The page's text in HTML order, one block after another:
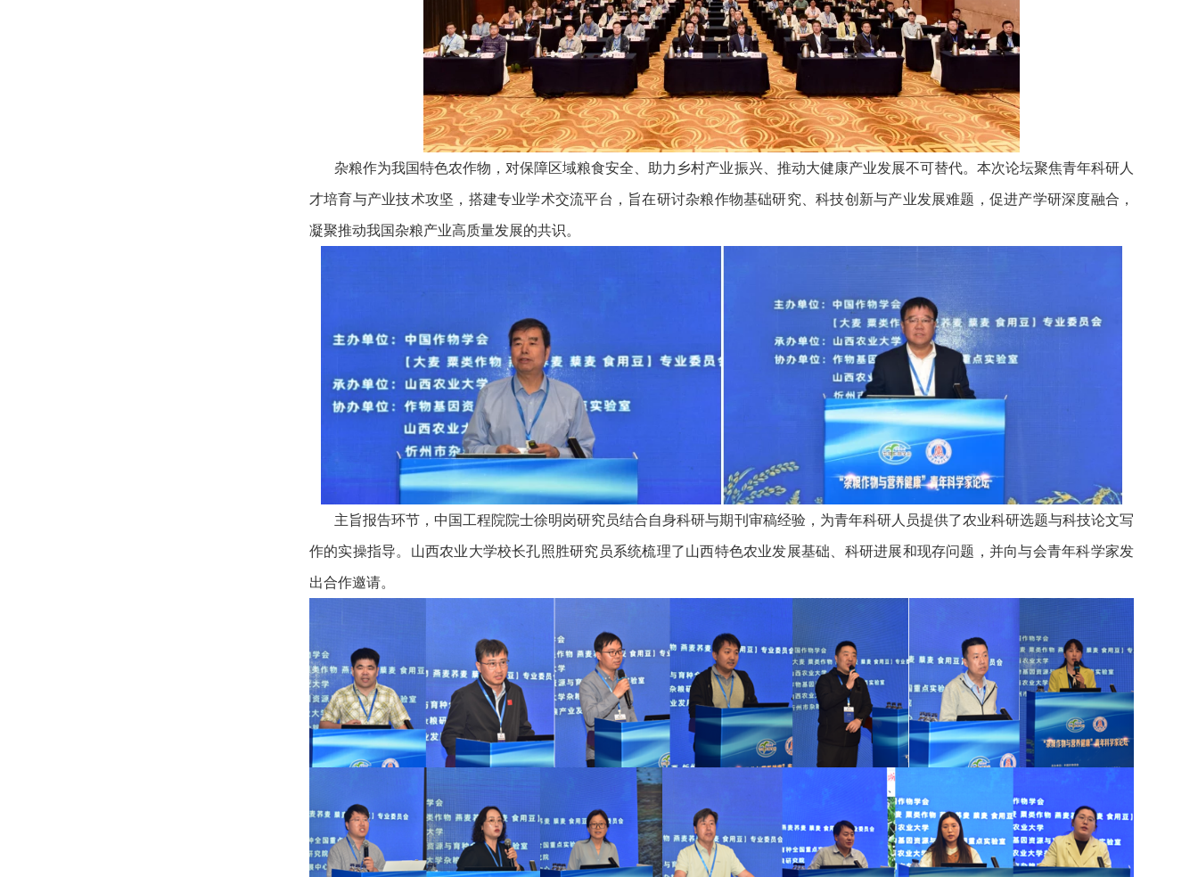
杂粮作为我国特色农作物，对保障区域粮食安全、助力乡村产业振兴、推动大健康产业发展不可替代。本次论坛聚焦青年科研人
才培育与产业技术攻坚，搭建专业学术交流平台，旨在研讨杂粮作物基础研究、科技创新与产业发展难题，促进产学研深度融合，
凝聚推动我国杂粮产业高质量发展的共识。
主旨报告环节，中国工程院院士徐明岗研究员结合自身科研与期刊审稿经验，为青年科研人员提供了农业科研选题与科技论文写
作的实操指导。山西农业大学校长孔照胜研究员系统梳理了山西特色农业发展基础、科研进展和现存问题，并向与会青年科学家发
出合作邀请。